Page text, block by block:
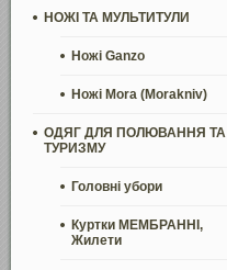
НОЖІ ТА МУЛЬТИТУЛИ
Ножі Ganzo
Ножі Mora (Morakniv)
ОДЯГ ДЛЯ ПОЛЮВАННЯ ТА
ТУРИЗМУ
Головні убори
Куртки МЕМБРАННІ,
Жилети